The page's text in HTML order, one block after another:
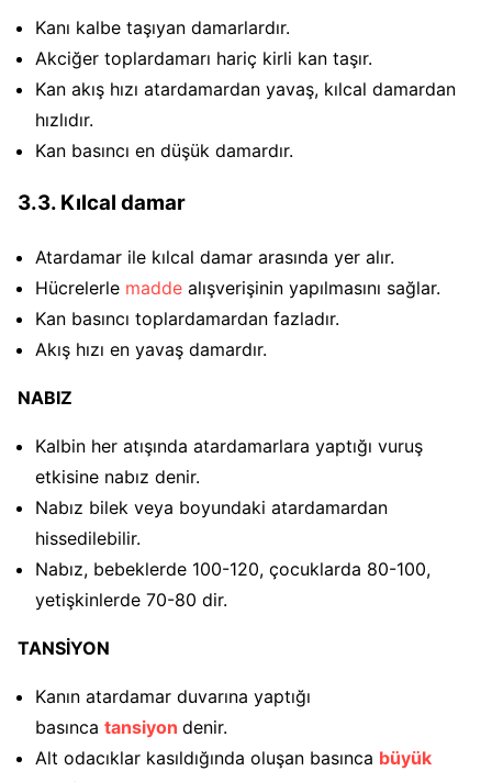
Kanı kalbe taşıyan damarlardır.
Akciğer toplardamarı hariç kirli kan taşır.
Kan akış hızı atardamardan yavaş, kılcal damardan
hızlıdır.
Kan basıncı en düşük damardır.
3.3. Kılcal damar
Atardamar ile kılcal damar arasında yer alır.
Hücrelerle madde alışverişinin yapılmasını sağlar.
Kan basıncı toplardamardan fazladır.
Akış hızı en yavaş damardır.
NABIZ
Kalbin her atışında atardamarlara yaptığı vuruş
etkisine nabız denir.
Nabız bilek veya boyundaki atardamardan
hissedilebilir.
Nabız, bebeklerde 100-120, çocuklarda 80-100,
yetişkinlerde 70-80 dir.
TANSİYON
Kanın atardamar duvarına yaptığı
basınca tansiyon denir.
Alt odacıklar kasıldığında oluşan basınca büyük